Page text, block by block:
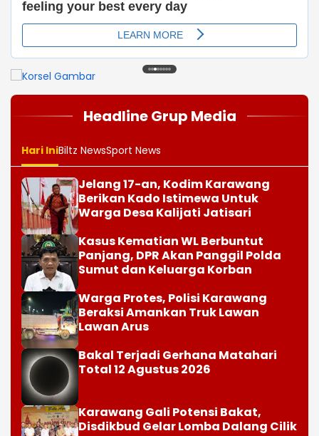
12345678
Headline Grup Media
Hari IniBiltz NewsSport News
Jelang 17-an, Kodim Karawang
Berikan Kado Istimewa Untuk
Warga Desa Kalijati Jatisari
Kasus Kematian WL Berbuntut
Panjang, DPR Akan Panggil Polda
Sumut dan Keluarga Korban
Warga Protes, Polisi Karawang
Beraksi Amankan Truk Lawan
Lawan Arus
Bakal Terjadi Gerhana Matahari
Total 12 Agustus 2026
Karawang Gali Potensi Bakat,
Disdikbud Gelar Lomba Dalang Cilik